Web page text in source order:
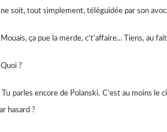
ne soit, tout simplement, téléguidée par son
ça pue la merde, c’t’affaire... Tiens, au
?
encore de Polanski. C’est au moins le
hasard ?